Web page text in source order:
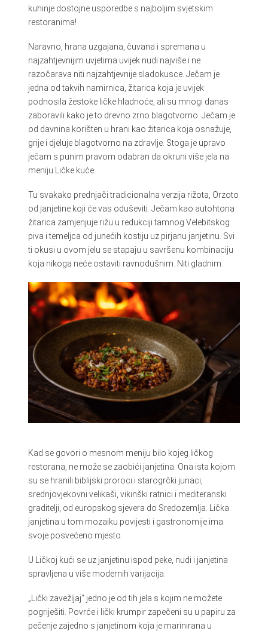
kuhinje dostojne usporedbe s najboljim svjetskim
restoranima!
Naravno, hrana uzgajana, čuvana i spremana u
najzahtjevnijim uvjetima uvijek nudi najviše i ne
razočarava niti najzahtjevnije sladokusce. Ječam je
jedna od takvih namirnica, žitarica koja je uvijek
podnosila žestoke ličke hladnoće, ali su mnogi danas
zaboravili kako je to drevno zrno blagotvorno. Ječam je
od davnina korišten u hrani kao žitarica koja osnažuje,
grije i djeluje blagotvorno na zdravlje. Stoga je upravo
ječam s punim pravom odabran da okruni više jela na
meniju Ličke kuće.
Tu svakako prednjači tradicionalna verzija rižota, Orzoto
od janjetine koji će vas oduševiti. Ječam kao autohtona
žitarica zamjenjuje rižu u redukciji tamnog Velebitskog
piva i temeljca od junećih kostiju uz pirjanu janjetinu. Svi
ti okusi u ovom jelu se stapaju u savršenu kombinaciju
koja nikoga neće ostaviti ravnodušnim. Niti gladnim.
Kad se govori o mesnom meniju bilo kojeg ličkog
restorana, ne može se zaobići janjetina. Ona ista kojom
su se hranili biblijski proroci i starogrčki junaci,
srednjovjekovni velikaši, vikinški ratnici i mediteranski
graditelji, od europskog sjevera do Sredozemlja. Lička
janjetina u tom mozaiku povijesti i gastronomije ima
svoje posvećeno mjesto.
U Ličkoj kući se uz janjetinu ispod peke, nudi i janjetina
spravljena u više modernih varijacija.
„Lički zavežljaj“ jedno je od tih jela s kojim ne možete
pogriješiti. Povrće i lički krumpir zapečeni su u papiru za
pečenje zajedno s janjetinom koja je marinirana u